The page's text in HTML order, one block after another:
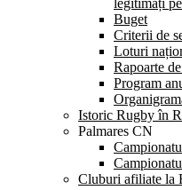
legitimați
Buget
Criterii de
Loturi
Rapoarte
Program
Istoric Rugby în
Palmares CN
Cluburi afiliate la